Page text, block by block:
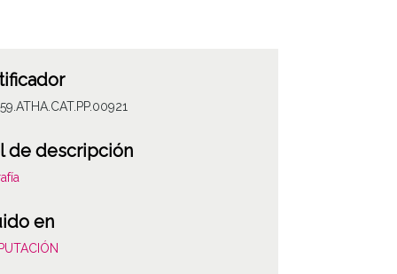
de descripción
en